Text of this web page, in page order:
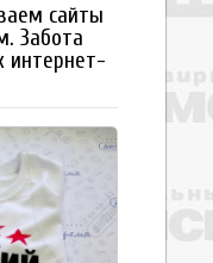
сайты
Забота
интернет-